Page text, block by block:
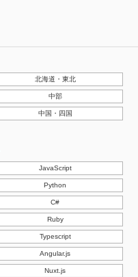
北海道・東北
中部
中国・四国
JavaScript
Python
C#
Ruby
Typescript
Angular.js
Nuxt.js